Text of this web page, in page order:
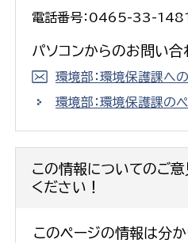
電話番号：0465-33-1481
パソコンからのお問い合
環境部：環境保護課へ
環境部：環境保護課の
この情報についてのご意
ください！
このページの情報は分